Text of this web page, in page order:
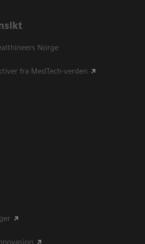
Norge
fra MedTech-verden